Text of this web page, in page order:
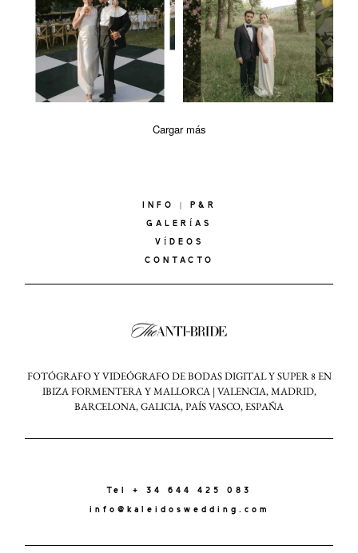
Cargar más
INFO | P&R
GALERÍAS
VÍDEOS
CONTACTO
FOTÓGRAFO Y VIDEÓGRAFO DE BODAS DIGITAL Y SUPER 8 EN
IBIZA FORMENTERA Y MALLORCA | VALENCIA, MADRID,
BARCELONA, GALICIA, PAÍS VASCO, ESPAÑA
Tel + 34 644 425 083
info@kaleidoswedding.com
KALEIDOS